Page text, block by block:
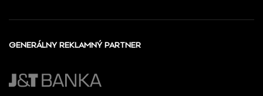
GENERÁLNY REKLAMNÝ PARTNER